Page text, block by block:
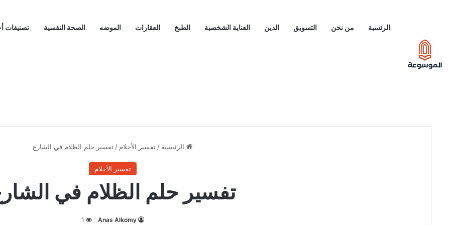
الرئسية من نحن التسويق الدين العناية الشخصية الطبخ العقارات الموضه الصحة النفسية تصنيفات
الرئيسية / تفسير الأحلام / تفسير حلم الظلام في الشارع
تفسير الأحلام
تفسير حلم الظلام في
Anas Alkomy
1